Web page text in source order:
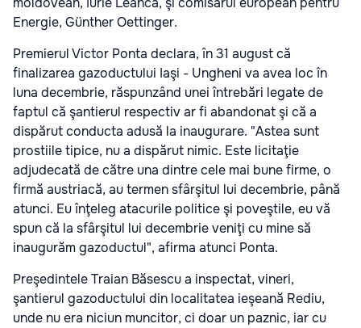
Energie, Günther Oettinger.
Premierul Victor Ponta declara, în 31 august că
finalizarea gazoductului Iaşi - Ungheni va avea loc în
luna decembrie, răspunzând unei întrebări legate de
faptul că şantierul respectiv ar fi abandonat şi că a
dispărut conducta adusă la inaugurare. "Astea sunt
prostiile tipice, nu a dispărut nimic. Este licitaţie
adjudecată de către una dintre cele mai bune firme, o
firmă austriacă, au termen sfârşitul lui decembrie, până
atunci. Eu înţeleg atacurile politice şi poveştile, eu vă
spun că la sfârşitul lui decembrie veniţi cu mine să
inaugurăm gazoductul", afirma atunci Ponta.
Preşedintele Traian Băsescu a inspectat, vineri,
şantierul gazoductului din localitatea ieşeană Rediu,
unde nu era niciun muncitor, ci doar un paznic, iar cu